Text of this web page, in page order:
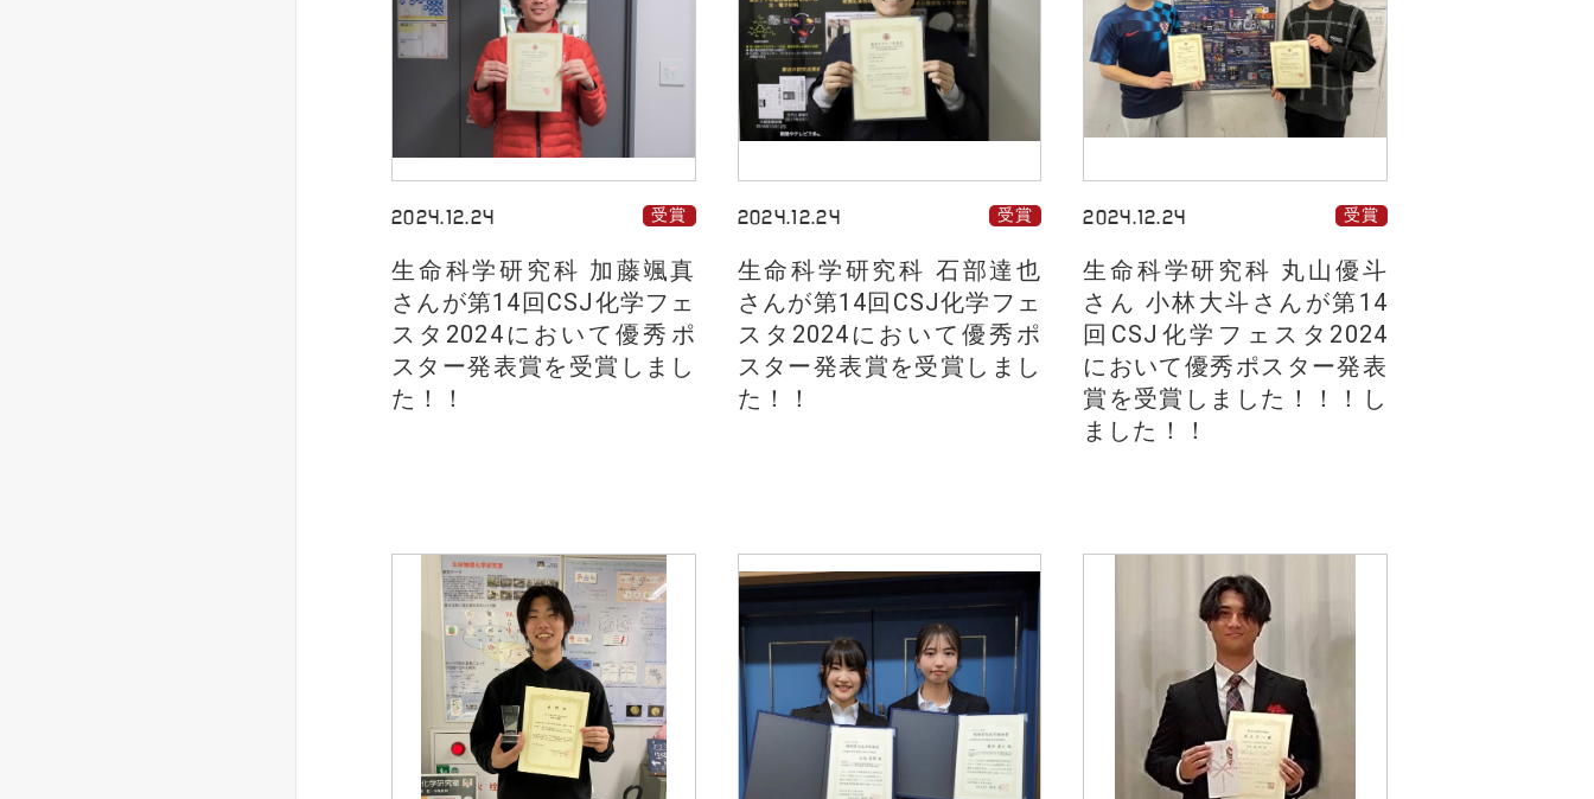
2024.12.24 受賞
生命科学研究科 加藤颯真
さんが第14回CSJ化学フェ
スタ2024において優秀ポ
スター発表賞を受賞しまし
た！！
2024.12.24 受賞
生命科学研究科 石部達也
さんが第14回CSJ化学フェ
スタ2024において優秀ポ
スター発表賞を受賞しまし
た！！
2024.12.24 受賞
生命科学研究科 丸山優斗
さん 小林大斗さんが第14
回CSJ化学フェスタ2024
において優秀ポスター発表
賞を受賞しました！！！し
ました！！